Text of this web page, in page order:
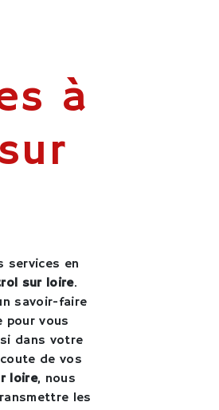
à
services en
sur loire.
savoir-faire
pour vous
dans votre
de vos
loire, nous
les